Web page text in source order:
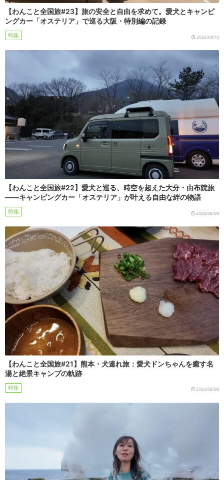
【わんこと全国旅#23】旅の安全と自由を求めて。愛犬とキャンピ
ングカー「オステリア」で巡る大阪・特別編の記録
特集 2026/08/10
【わんこと全国旅#22】愛犬と巡る、時空を超えた大分・由布院旅
――キャンピングカー「オステリア」が叶える自由な絆の物語
特集 2026/08/09
【わんこと全国旅#21】熊本・犬連れ旅：愛犬ドンちゃんを癒す名
湯と絶景キャンプの軌跡
特集 2026/08/08